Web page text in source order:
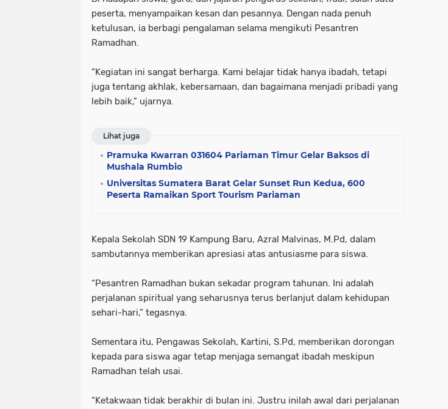
peserta, menyampaikan kesan dan pesannya. Dengan nada penuh
ketulusan, ia berbagi pengalaman selama mengikuti Pesantren
Ramadhan.
“Kegiatan ini sangat berharga. Kami belajar tidak hanya ibadah, tetapi
juga tentang akhlak, kebersamaan, dan bagaimana menjadi pribadi yang
lebih baik,” ujarnya.
Lihat juga
Pramuka Kwarran 031604 Pariaman Timur Gelar Baksos di
Mushala Rumbio
Universitas Sumatera Barat Gelar Sunset Run Kedua, 600
Peserta Ramaikan Sport Tourism Pariaman
Kepala Sekolah SDN 19 Kampung Baru, Azral Malvinas, M.Pd, dalam
sambutannya memberikan apresiasi atas antusiasme para siswa.
“Pesantren Ramadhan bukan sekadar program tahunan. Ini adalah
perjalanan spiritual yang seharusnya terus berlanjut dalam kehidupan
sehari-hari,” tegasnya.
Sementara itu, Pengawas Sekolah, Kartini, S.Pd, memberikan dorongan
kepada para siswa agar tetap menjaga semangat ibadah meskipun
Ramadhan telah usai.
“Ketakwaan tidak berakhir di bulan ini. Justru inilah awal dari perjalanan